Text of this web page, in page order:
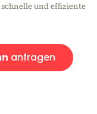
und effiziente
anfragen